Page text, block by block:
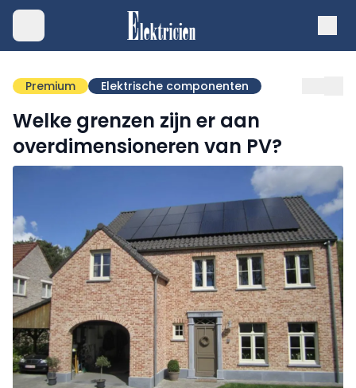
Premium Elektrische componenten
Welke grenzen zijn er aan
overdimensioneren van PV?